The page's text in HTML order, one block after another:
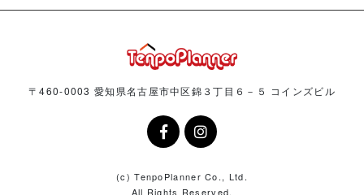
〒460-0003 愛知県名古屋市中区錦３丁目６－５ コインズビル
(c) TenpoPlanner Co., Ltd.
All Rights Reserved.